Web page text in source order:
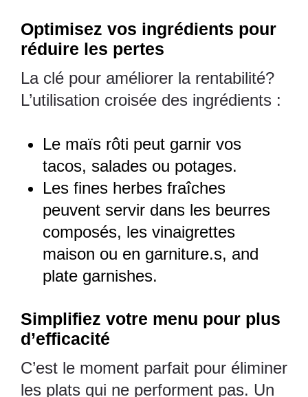
Optimisez vos ingrédients pour
réduire les pertes
La clé pour améliorer la rentabilité?
L’utilisation croisée des ingrédients :
Le maïs rôti peut garnir vos
tacos, salades ou potages.
Les fines herbes fraîches
peuvent servir dans les beurres
composés, les vinaigrettes
maison ou en garniture.s, and
plate garnishes.
Simplifiez votre menu pour plus
d’efficacité
C’est le moment parfait pour éliminer
les plats qui ne performent pas. Un